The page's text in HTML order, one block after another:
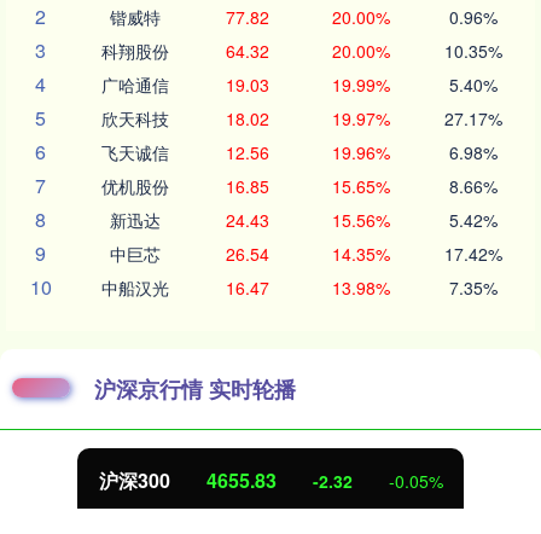
2 锴威特 77.82 20.00% 0.96%
3 科翔股份 64.32 20.00% 10.35%
4 广哈通信 19.03 19.99% 5.40%
5 欣天科技 18.02 19.97% 27.17%
6 飞天诚信 12.56 19.96% 6.98%
7 优机股份 16.85 15.65% 8.66%
8 新迅达 24.43 15.56% 5.42%
9 中巨芯 26.54 14.35% 17.42%
10 中船汉光 16.47 13.98% 7.35%
沪深京行情 实时轮播
沪深300 4655.83 -2.32 -0.05%